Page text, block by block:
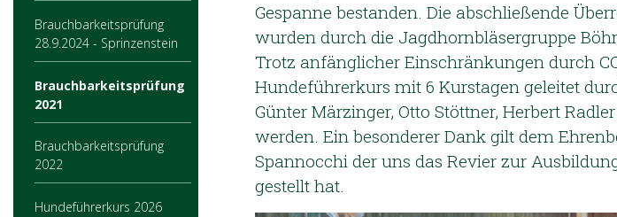
Brauchbarkeitsprüfung
28.9.2024 - Sprinzenstein
Brauchbarkeitsprüfung
2021
Brauchbarkeitsprüfung
2022
Hundeführerkurs 2026
Gespanne bestanden. Die abschließende
wurden durch die Jagdhornbläsergruppe
Trotz anfänglicher Einschränkungen durch
Hundeführerkurs mit 6 Kurstagen geleitet
Günter Märzinger, Otto Stöttner, Herbert
werden. Ein besonderer Dank gilt dem
Spannocchi der uns das Revier zur
gestellt hat.